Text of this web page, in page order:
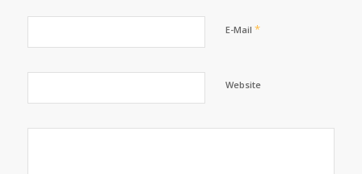
E-Mail *
Website